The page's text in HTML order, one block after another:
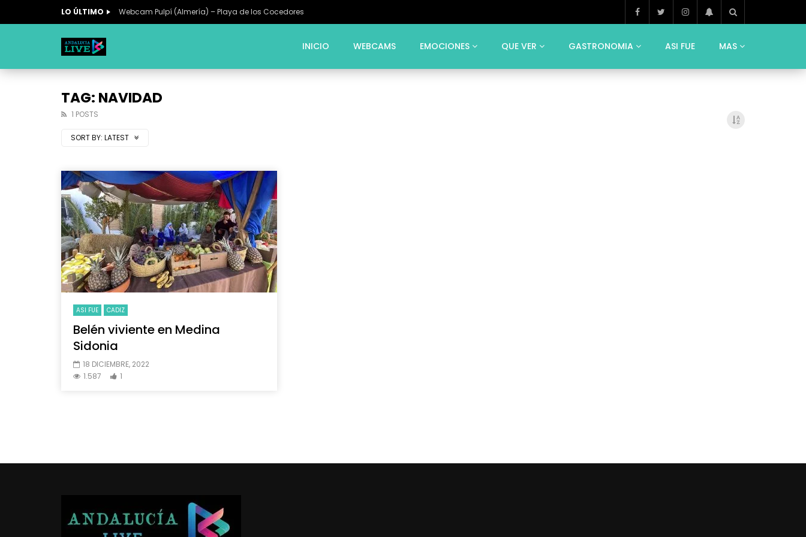
LO ÚLTIMO Webcam Pulpí (Almería) – Playa de los Cocedores
INICIO WEBCAMS EMOCIONES QUE VER GASTRONOMIA ASI FUE MAS
TAG: NAVIDAD
1 POSTS
SORT BY: LATEST
ASI FUE CADIZ
Belén viviente en Medina
Sidonia
18 DICIEMBRE, 2022
1.587
1